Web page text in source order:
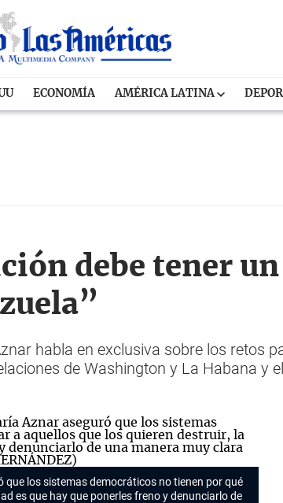
ECONOMÍA AMÉRICA LATINA
debe tener
habla en exclusiva sobre los retos
de Washington y La Habana y
que los sistemas democráticos no tienen por qué
es que hay que ponerles freno y denunciarlo de